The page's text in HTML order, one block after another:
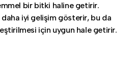
bir bitki haline getirir.
iyi gelişim gösterir, bu da
için uygun hale getirir.